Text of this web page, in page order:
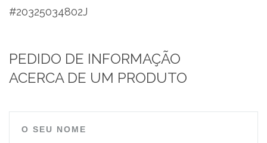
#20325034802J
PEDIDO DE INFORMAÇÃO
ACERCA DE UM PRODUTO